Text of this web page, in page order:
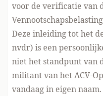
voor de verificatie van
Deze inleiding tot het
nvdr) is een
niet het standpunt van
militant van het ACV-
vandaag in eigen naam.